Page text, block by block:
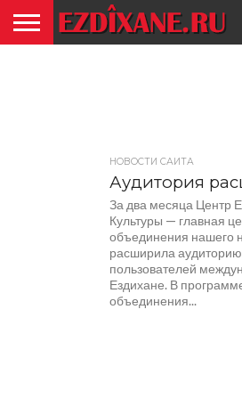
НОВОСТИ САЙТА
Аудитория
За два месяца Центр
Культуры — главная
объединения нашего
расширила аудиторию
пользователей
Ездихане. В
объединения...